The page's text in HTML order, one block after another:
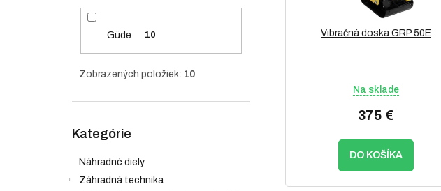
Güde 10
Zobrazených položiek: 10
kategórie
Kategórie
Náhradné diely
Záhradná technika
Vibračná doska GRP 50E
Na sklade
375 €
DO KOŠÍKA